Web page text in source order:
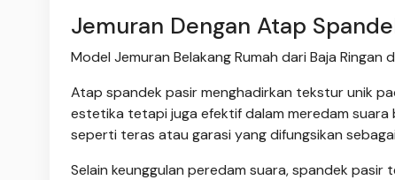
Jemuran Dengan Atap
Model Jemuran Belakang Rumah dari Baja
Atap spandek pasir menghadirkan tekstur unik
estetika tetapi juga efektif dalam meredam
seperti teras atau garasi yang difungsikan
Selain keunggulan peredam suara, spandek